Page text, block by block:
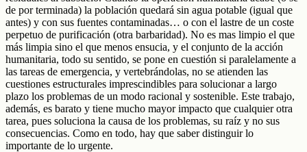
de por terminada) la población quedará sin agua potable (igual que
antes) y con sus fuentes contaminadas… o con el lastre de un coste
perpetuo de purificación (otra barbaridad). No es mas limpio el que
más limpia sino el que menos ensucia, y el conjunto de la acción
humanitaria, todo su sentido, se pone en cuestión si paralelamente a
las tareas de emergencia, y vertebrándolas, no se atienden las
cuestiones estructurales imprescindibles para solucionar a largo
plazo los problemas de un modo racional y sostenible. Este trabajo,
además, es barato y tiene mucho mayor impacto que cualquier otra
tarea, pues soluciona la causa de los problemas, su raíz y no sus
consecuencias. Como en todo, hay que saber distinguir lo
importante de lo urgente.